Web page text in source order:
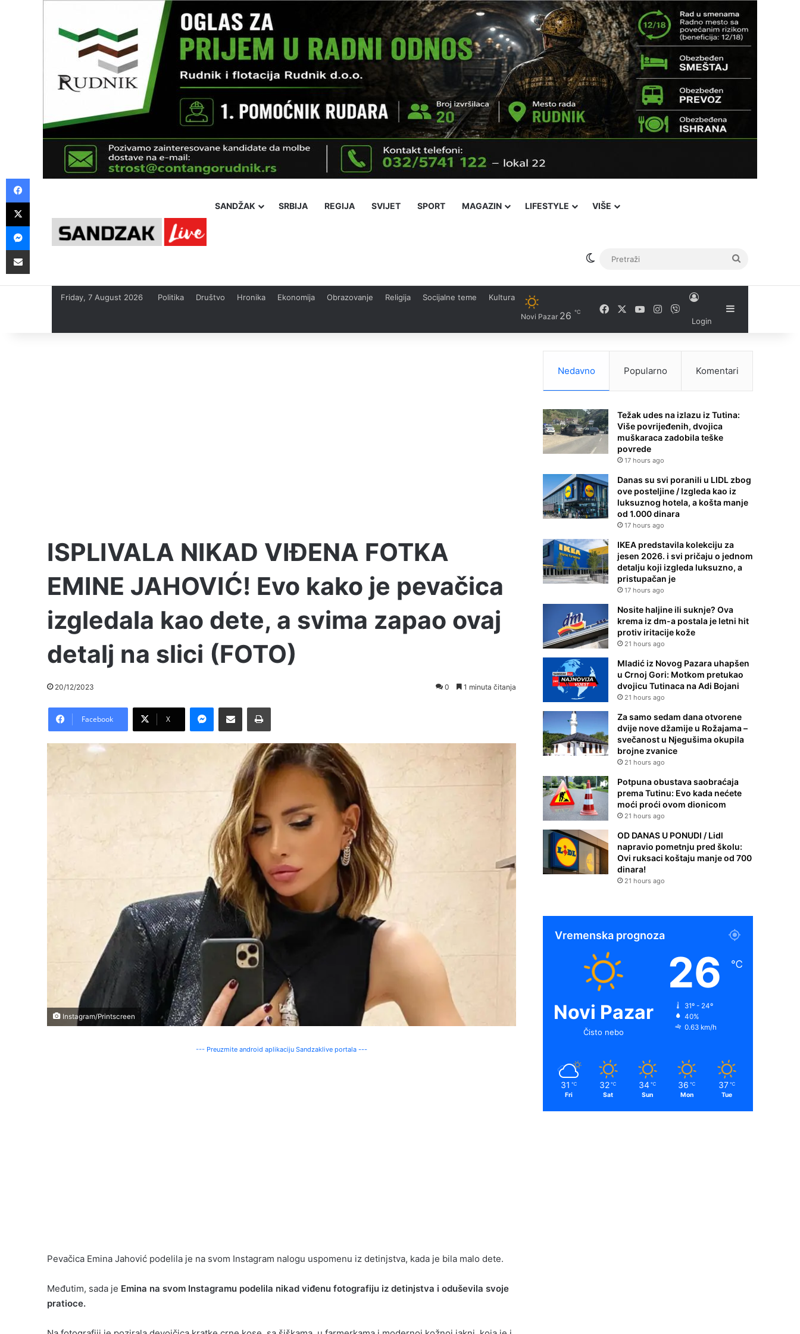
SANDŽAK SRBIJA REGIJA SVIJET SPORT MAGAZIN LIFESTYLE VIŠE
Switch skin
Friday, 7 August 2026 Politika Društvo Hronika Ekonomija Obrazovanje Religija Socijalne teme Kultura
Novi Pazar 26 ℃ FacebookYouTubeInstagram
Login
Sidebar
ISPLIVALA NIKAD VIĐENA FOTKA
EMINE JAHOVIĆ! Evo kako je pevačica
izgledala kao dete, a svima zapao ovaj
detalj na slici (FOTO)
20/12/2023 0 1 minuta čitanja
Facebook X
Messenger
Pošalji preko E-Maila Printaj
Instagram/Printscreen
--- Preuzmite android aplikaciju Sandzaklive portala ---
Pevačica Emina Jahović podelila je na svom Instagram nalogu uspomenu iz detinjstva, kada je bila malo dete.
Međutim, sada je Emina na svom Instagramu podelila nikad viđenu fotografiju iz detinjstva i oduševila svoje
pratioce.
Nedavno Popularno Komentari
Težak udes na izlazu iz Tutina:
Više povrijeđenih, dvojica
muškaraca zadobila teške
povrede
17 hours ago
Danas su svi poranili u LIDL zbog
ove posteljine / Izgleda kao iz
luksuznog hotela, a košta manje
od 1.000 dinara
17 hours ago
IKEA predstavila kolekciju za
jesen 2026. i svi pričaju o jednom
detalju koji izgleda luksuzno, a
pristupačan je
17 hours ago
Nosite haljine ili suknje? Ova
krema iz dm-a postala je letni hit
protiv iritacije kože
21 hours ago
Mladić iz Novog Pazara uhapšen
u Crnoj Gori: Motkom pretukao
dvojicu Tutinaca na Adi Bojani
21 hours ago
Za samo sedam dana otvorene
dvije nove džamije u Rožajama –
svečanost u Njegušima okupila
brojne zvanice
21 hours ago
Potpuna obustava saobraćaja
prema Tutinu: Evo kada nećete
moći proći ovom dionicom
21 hours ago
OD DANAS U PONUDI / Lidl
napravio pometnju pred školu:
Ovi ruksaci koštaju manje od 700
dinara!
21 hours ago
Vremenska prognoza
Novi Pazar
Čisto nebo
26 ℃
31º - 24º
40%
0.63 km/h
31 ℃
Fri
32 ℃
Sat
34 ℃
Sun
36 ℃
Mon
37 ℃
Tue
Facebook
X
Messenger
Pošalji preko E-Maila